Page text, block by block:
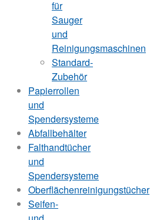
für
Sauger
und
Reinigungsmaschinen
Standard-
Zubehör
Papierrollen
und
Spendersysteme
Abfallbehälter
Falthandtücher
und
Spendersysteme
Oberflächenreinigungstücher
Seifen-